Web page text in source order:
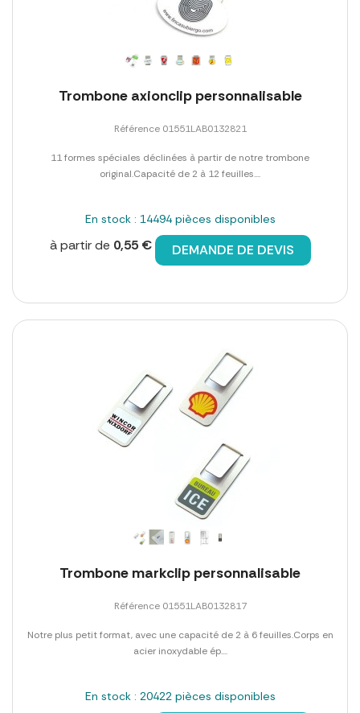
Trombone axionclip personnalisable
Référence 01551LAB0132821
11 formes spéciales déclinées à partir de notre trombone
original.Capacité de 2 à 12 feuilles....
En stock : 14494 pièces disponibles
à partir de 0,55 € DEMANDE DE DEVIS
Trombone markclip personnalisable
Référence 01551LAB0132817
Notre plus petit format, avec une capacité de 2 à 6 feuilles.Corps en
acier inoxydable ép....
En stock : 20422 pièces disponibles